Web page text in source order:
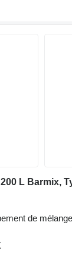
L Barmix,
de mélange